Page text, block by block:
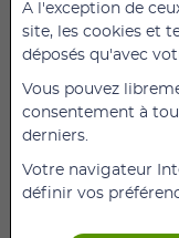
PRIS EN
1 198,00 € TTC
Déambulateur
4 pneus
pédale lève
A l'exception de
site, les cookies et
déposés qu'avec
Vous pouvez
consentement à
derniers.
Votre navigateur
définir vos